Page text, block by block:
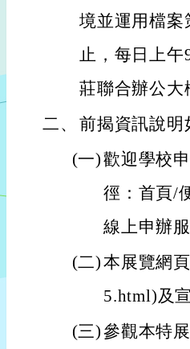
境並運用檔案
止，每日上
莊聯合辦公大
二、 前揭資訊說明
(一)歡迎學校
徑：首頁/
線上申辦服
(二)本展覽網
5.html)及
(三)參觀本特